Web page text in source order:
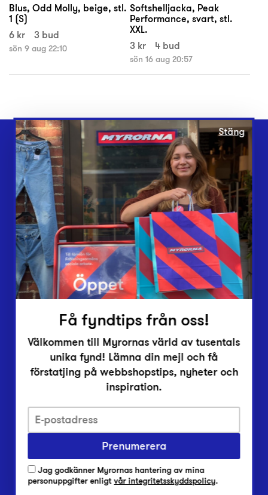
Blus, Odd Molly, beige, stl.
1 (S)
6 kr
3 bud
sön 9 aug 22:10
Softshelljacka, Peak
Performance, svart, stl.
XXL.
3 kr
4 bud
sön 16 aug 20:57
Webbshop
Butiker
Lämna in
Vårt överskott
Inlämningsplatser
Om Myrorna
Lediga jobb
Pressrum
Integritetsskyddspolicy
Har du frågor om onlineköp, leverans eller retur?
Har du frågor om vår verksamhet?
Vanliga frågor om Myrorna
Stäng
Få fyndtips från oss!
Välkommen till Myrornas värld av tusentals
unika fynd! Lämna din mejl och få
förstatjing på webbshopstips, nyheter och
inspiration.
Prenumerera
Jag godkänner Myrornas hantering av mina
personuppgifter enligtvår integritetsskyddspolicy.